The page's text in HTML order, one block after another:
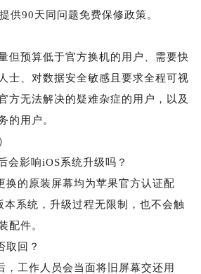
供90天同问题免费保修政策。
但预算低于官方换机的用户、需要快
士、对数据安全敏感且要求全程可视
方无法解决的疑难杂症的用户，以及
的用户。
会影响iOS系统升级吗？
换的原装屏幕均为苹果官方认证配
本系统，升级过程无限制，也不会触
配件。
取回？
，工作人员会当面将旧屏幕交还用